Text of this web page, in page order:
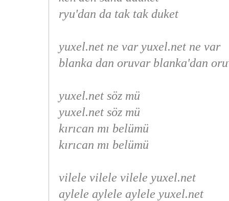
ryu'dan da tak tak duket
yuxel.net ne var yuxel.net ne var
blanka dan oruvar blanka'dan
yuxel.net söz mü
yuxel.net söz mü
kırıcan mı belümü
kırıcan mı belümü
vilele vilele vilele yuxel.net
aylele aylele aylele yuxel.net